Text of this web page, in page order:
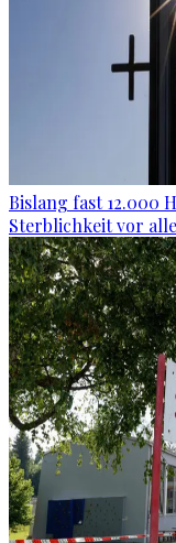
Bislang fast 12.000
Sterblichkeit vor